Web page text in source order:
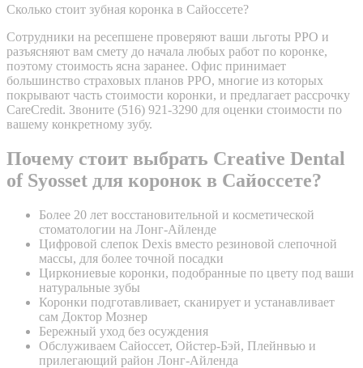
Сколько стоит зубная коронка в Сайоссете?
Сотрудники на ресепшене проверяют ваши льготы PPO и
разъясняют вам смету до начала любых работ по коронке,
поэтому стоимость ясна заранее. Офис принимает
большинство страховых планов PPO, многие из которых
покрывают часть стоимости коронки, и предлагает рассрочку
CareCredit. Звоните (516) 921-3290 для оценки стоимости по
вашему конкретному зубу.
Почему стоит выбрать Creative Dental
of Syosset для коронок в Сайоссете?
Более 20 лет восстановительной и косметической
стоматологии на Лонг-Айленде
Цифровой слепок Dexis вместо резиновой слепочной
массы, для более точной посадки
Циркониевые коронки, подобранные по цвету под ваши
натуральные зубы
Коронки подготавливает, сканирует и устанавливает
сам Доктор Мознер
Бережный уход без осуждения
Обслуживаем Сайоссет, Ойстер-Бэй, Плейнвью и
прилегающий район Лонг-Айленда